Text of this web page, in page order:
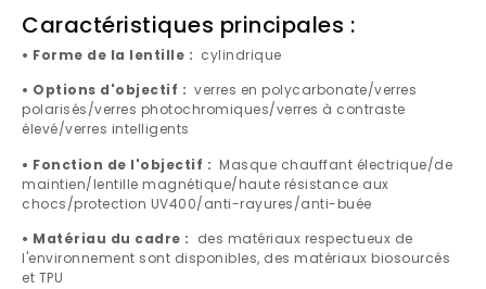
Caractéristiques principales :
• Forme de la lentille : cylindrique
• Options d'objectif : verres en polycarbonate/verres
polarisés/verres photochromiques/verres à contraste
élevé/verres intelligents
• Fonction de l'objectif : Masque chauffant électrique/de
maintien/lentille magnétique/haute résistance aux
chocs/protection UV400/anti-rayures/anti-buée
• Matériau du cadre : des matériaux respectueux de
l'environnement sont disponibles, des matériaux biosourcés
et TPU